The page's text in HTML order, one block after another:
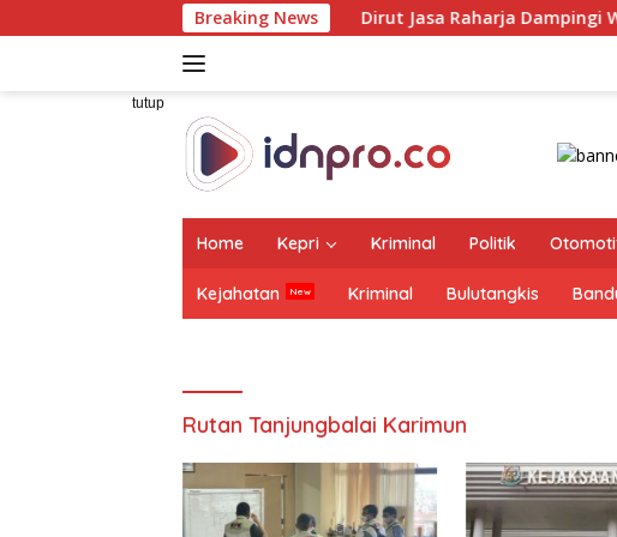
ke
Breaking News
Dirut Jasa Raharja Dampingi Wamenhub Tinjau
tutup
Home Kepri Kriminal Politik
Kejahatan Kriminal Bulutangkis
Rutan Tanjungbalai Karimun